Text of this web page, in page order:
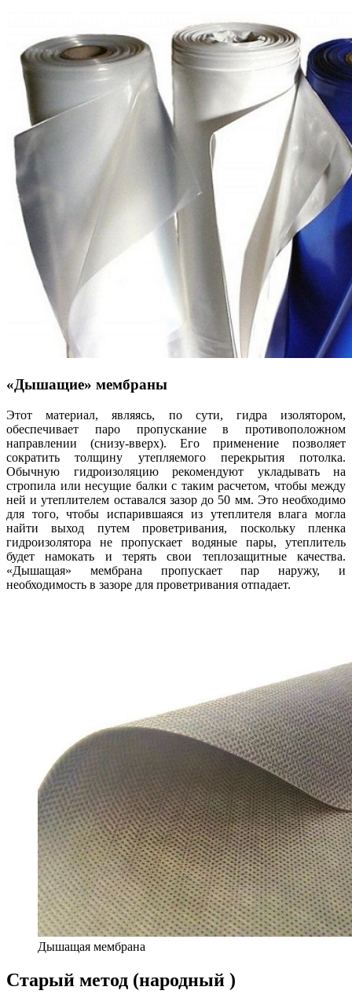
«Дышащие» мембраны
Этот материал, являясь, по сути, гидра изолятором,
обеспечивает паро пропускание в противоположном
направлении (снизу-вверх). Его применение позволяет
сократить толщину утепляемого перекрытия потолка.
Обычную гидроизоляцию рекомендуют укладывать на
стропила или несущие балки с таким расчетом, чтобы между
ней и утеплителем оставался зазор до 50 мм. Это необходимо
для того, чтобы испарившаяся из утеплителя влага могла
найти выход путем проветривания, поскольку пленка
гидроизолятора не пропускает водяные пары, утеплитель
будет намокать и терять свои теплозащитные качества.
«Дышащая» мембрана пропускает пар наружу, и
необходимость в зазоре для проветривания отпадает.
Дышащая мембрана
Старый метод (народный )